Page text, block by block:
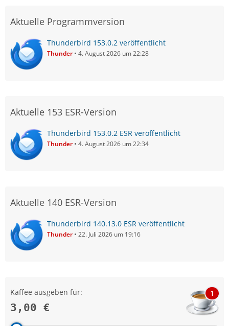
Aktuelle Programmversion
Thunderbird 153.0.2 veröffentlicht
Thunder 4. August 2026 um 22:28
Aktuelle 153 ESR-Version
Thunderbird 153.0.2 ESR veröffentlicht
Thunder 4. August 2026 um 22:34
Aktuelle 140 ESR-Version
Thunderbird 140.13.0 ESR veröffentlicht
Thunder 22. Juli 2026 um 19:16
Kaffee ausgeben für:
3,00 €
1